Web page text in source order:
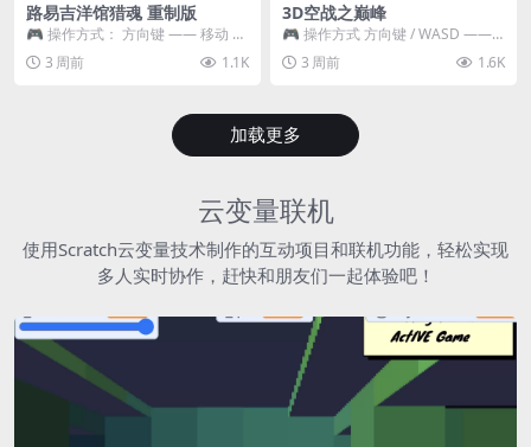
路易吉洋馆猎魂 重制版
🎮 操作方式： 方向键 —— 移动 &
跳跃 空格 —— 打开宝箱 将你...
3 周前 1.1K
3D空战之巅峰
🎮 操作方式 方向键 / WASD ——
移动 Z / K —— 射击 / 攻击...
3 周前 1.6K
加载更多
云变量联机
使用Scratch云变量技术制作的互动项目和联机功能，轻松实现
多人实时协作，赶快和朋友们一起体验吧！